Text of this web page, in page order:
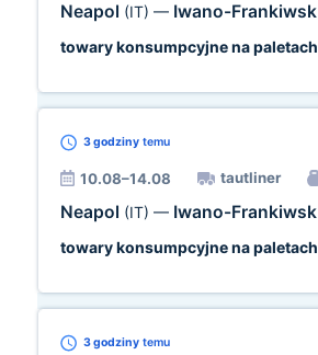
Neapol (IT) — Iwano-Frankiwsk
towary konsumpcyjne na paletach
3 godziny temu
10.08–14.08 tautliner
Neapol (IT) — Iwano-Frankiwsk
towary konsumpcyjne na paletach
3 godziny temu